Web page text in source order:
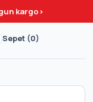
kargo>
Sepet (0)